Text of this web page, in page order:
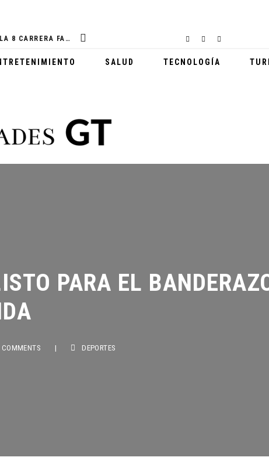
PARTICIPA EN LA 8 CARRERA FAMILIAR MCDONALD’S
SALUD TECNOLOGÍA
PARA EL BANDERAZO